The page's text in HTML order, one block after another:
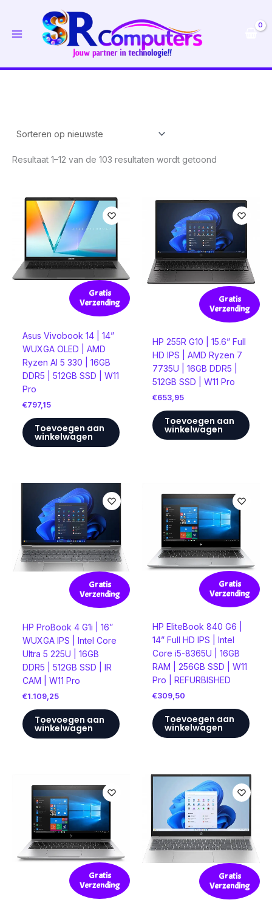
Resultaat 1–12 van de 103 resultaten wordt getoond
Gratis
Verzending
Asus Vivobook 14 | 14”
WUXGA OLED | AMD
Ryzen AI 5 330 | 16GB
DDR5 | 512GB SSD | W11
Pro
€797,15
Toevoegen aan
winkelwagen
Gratis
Verzending
HP 255R G10 | 15.6” Full
HD IPS | AMD Ryzen 7
7735U | 16GB DDR5 |
512GB SSD | W11 Pro
€653,95
Toevoegen aan
winkelwagen
Gratis
Verzending
HP ProBook 4 G1i | 16”
WUXGA IPS | Intel Core
Ultra 5 225U | 16GB
DDR5 | 512GB SSD | IR
CAM | W11 Pro
€1.109,25
Toevoegen aan
winkelwagen
Gratis
Verzending
HP EliteBook 840 G6 |
14” Full HD IPS | Intel
Core i5-8365U | 16GB
RAM | 256GB SSD | W11
Pro | REFURBISHED
€309,50
Toevoegen aan
winkelwagen
Gratis
Verzending
Gratis
Verzending